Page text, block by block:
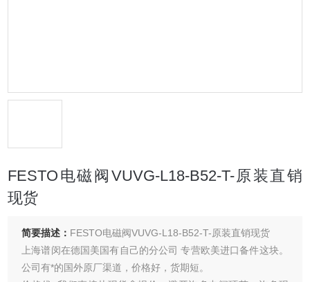
FESTO电磁阀VUVG-L18-B52-T-原装直销
现货
简要描述： FESTO电磁阀VUVG-L18-B52-T-原装直销现货
上海谱闵在德国美国有自己的分公司 专营欧美进口备件这块。
公司有*的国外原厂渠道，价格好，货期短。